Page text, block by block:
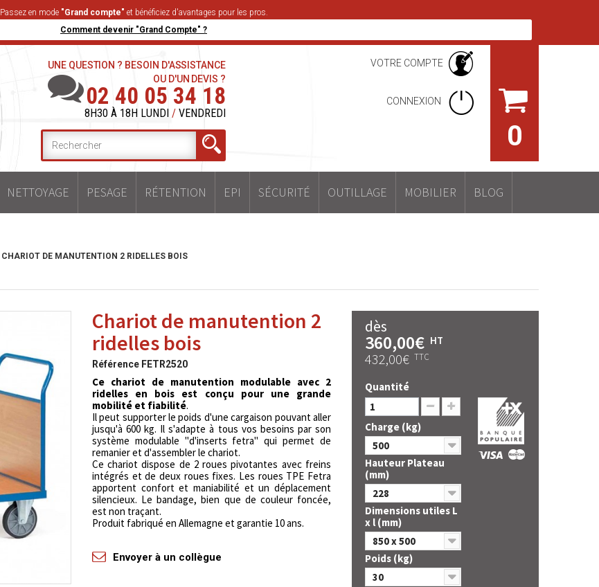
Passez en mode "Grand compte" et bénéficiez d'avantages pour les pros.
Comment devenir "Grand Compte" ?
0
VOTRE COMPTE
CONNEXION
UNE QUESTION ? BESOIN D'ASSISTANCE
OU D'UN DEVIS ?
02 40 05 34 18
8H30 À 18H LUNDI / VENDREDI
NETTOYAGE PESAGE RÉTENTION EPI SÉCURITÉ OUTILLAGE MOBILIER BLOG
CHARIOT DE MANUTENTION 2 RIDELLES BOIS
Chariot de manutention 2
ridelles bois
Référence FETR2520
Ce chariot de manutention modulable avec 2
ridelles en bois est conçu pour une grande
mobilité et fiabilité.
Il peut supporter le poids d'une cargaison pouvant aller
jusqu'à 600 kg. Il s'adapte à tous vos besoins par son
système modulable "d'inserts fetra" qui permet de
remanier et d'assembler le chariot.
Ce chariot dispose de 2 roues pivotantes avec freins
intégrés et de deux roues fixes. Les roues TPE Fetra
apportent confort et maniabilité et un déplacement
silencieux. Le bandage, bien que de couleur foncée,
est non traçant.
Produit fabriqué en Allemagne et garantie 10 ans.
Envoyer à un collègue
dès
360,00€ HT
432,00€ TTC
Quantité
Charge (kg)
500
Hauteur Plateau
(mm)
228
Dimensions utiles L
x l (mm)
850 x 500
Poids (kg)
30